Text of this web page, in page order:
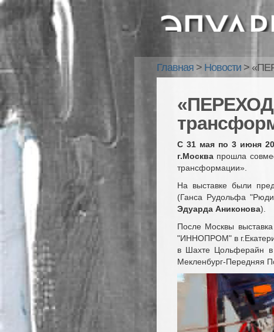
Главная> Новости>
«ПЕРЕХОД
С 31 мая по 3 июня
г.Москвапрошла
трансформации».
На выставке были
(Ганса Рудольфа
Эдуарда Аниконова).
После Москвы
"ИННОПРОМ" в
в Шахте Цольферайн
Мекленбург-Передняя